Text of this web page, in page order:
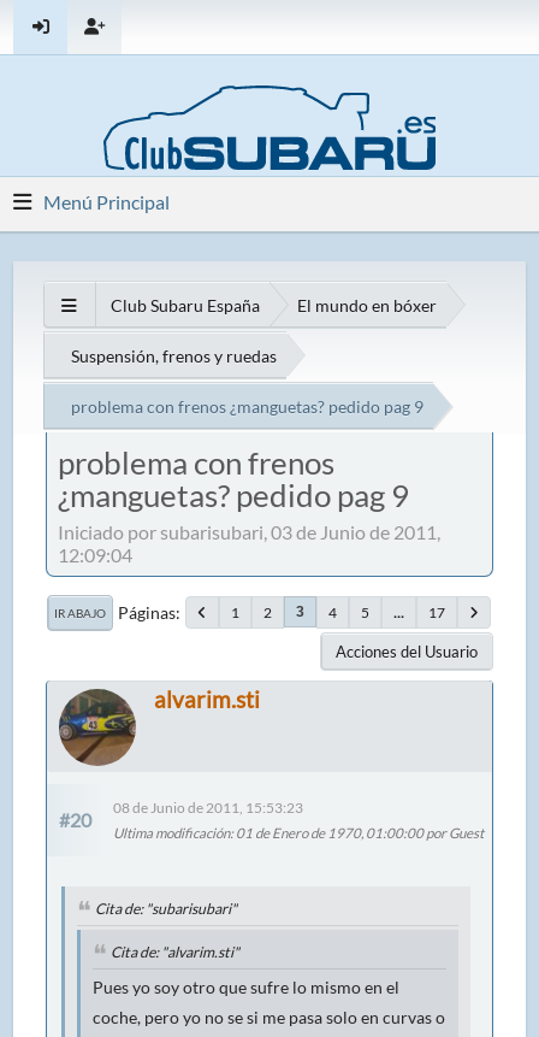
Menú Principal
Club Subaru España El mundo en bóxer
Suspensión, frenos y ruedas
problema con frenos ¿manguetas? pedido pag 9
problema con frenos
¿manguetas? pedido pag 9
Iniciado por subarisubari, 03 de Junio de 2011,
12:09:04
IR ABAJO Páginas 1 2 3 4 5 ... 17
Acciones del Usuario
alvarim.sti
#20
08 de Junio de 2011, 15:53:23
Ultima modificación: 01 de Enero de 1970, 01:00:00 por Guest
Cita de: "subarisubari"
Cita de: "alvarim.sti"
Pues yo soy otro que sufre lo mismo en el
coche, pero yo no se si me pasa solo en curvas o